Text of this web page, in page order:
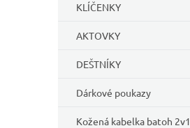
KLÍČENKY
AKTOVKY
DEŠTNÍKY
Dárkové poukazy
Kožená kabelka batoh 2v1